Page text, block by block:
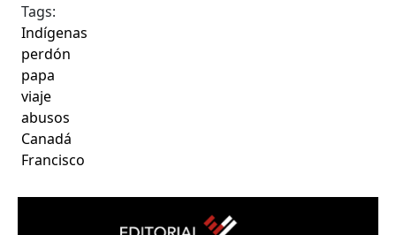
Tags:
Indígenas
perdón
papa
viaje
abusos
Canadá
Francisco